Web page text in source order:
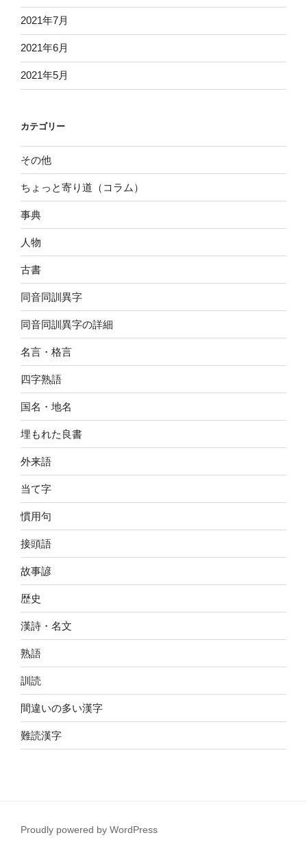
2021年7月
2021年6月
2021年5月
カテゴリー
その他
ちょっと寄り道（コラム）
事典
人物
古書
同音同訓異字
同音同訓異字の詳細
名言・格言
四字熟語
国名・地名
埋もれた良書
外来語
当て字
慣用句
接頭語
故事諺
歴史
漢詩・名文
熟語
訓読
間違いの多い漢字
難読漢字
Proudly powered by WordPress